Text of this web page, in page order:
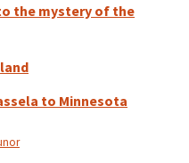
the mystery of the
to Minnesota